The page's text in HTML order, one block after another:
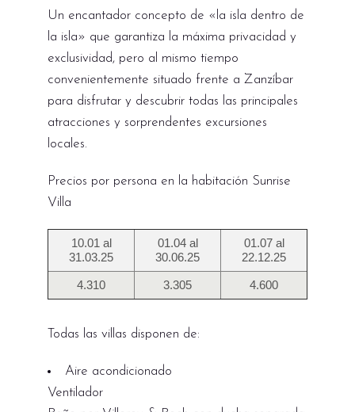
Un encantador concepto de «la isla dentro de
la isla» que garantiza la máxima privacidad y
exclusividad, pero al mismo tiempo
convenientemente situado frente a Zanzíbar
para disfrutar y descubrir todas las principales
atracciones y sorprendentes excursiones
locales.
Precios por persona en la habitación Sunrise
Villa
10.01 al
31.03.25
01.04 al
30.06.25
01.07 al
22.12.25
4.310 3.305 4.600
Todas las villas disponen de:
Aire acondicionado
Ventilador